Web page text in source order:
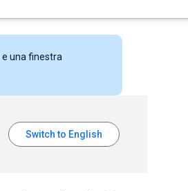
una finestra